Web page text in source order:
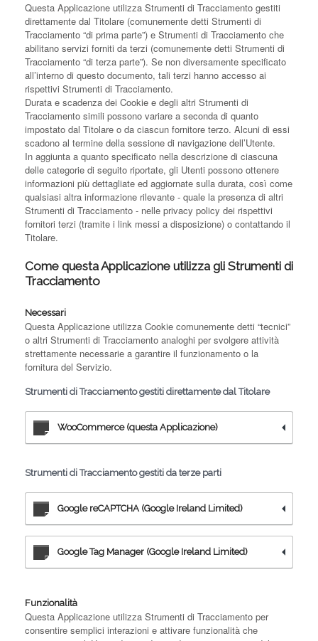
Questa Applicazione utilizza Strumenti di Tracciamento gestiti
direttamente dal Titolare (comunemente detti Strumenti di
Tracciamento “di prima parte”) e Strumenti di Tracciamento che
abilitano servizi forniti da terzi (comunemente detti Strumenti di
Tracciamento “di terza parte”). Se non diversamente specificato
all’interno di questo documento, tali terzi hanno accesso ai
rispettivi Strumenti di Tracciamento.
Durata e scadenza dei Cookie e degli altri Strumenti di
Tracciamento simili possono variare a seconda di quanto
impostato dal Titolare o da ciascun fornitore terzo. Alcuni di essi
scadono al termine della sessione di navigazione dell’Utente.
In aggiunta a quanto specificato nella descrizione di ciascuna
delle categorie di seguito riportate, gli Utenti possono ottenere
informazioni più dettagliate ed aggiornate sulla durata, così come
qualsiasi altra informazione rilevante - quale la presenza di altri
Strumenti di Tracciamento - nelle privacy policy dei rispettivi
fornitori terzi (tramite i link messi a disposizione) o contattando il
Titolare.
Come questa Applicazione utilizza gli Strumenti di
Tracciamento
Necessari
Questa Applicazione utilizza Cookie comunemente detti “tecnici”
o altri Strumenti di Tracciamento analoghi per svolgere attività
strettamente necessarie a garantire il funzionamento o la
fornitura del Servizio.
Strumenti di Tracciamento gestiti direttamente dal Titolare
WooCommerce (questa Applicazione)
Strumenti di Tracciamento gestiti da terze parti
Google reCAPTCHA (Google Ireland Limited)
Google Tag Manager (Google Ireland Limited)
Funzionalità
Questa Applicazione utilizza Strumenti di Tracciamento per
consentire semplici interazioni e attivare funzionalità che